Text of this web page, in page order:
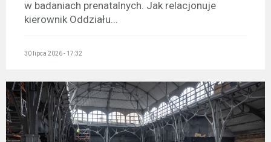
w badaniach prenatalnych. Jak relacjonuje
kierownik Oddziału...
30 lipca 2026 - 17:32